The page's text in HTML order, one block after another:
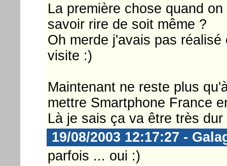
La première chose quand
savoir rire de soit même ?
Oh merde j'avais pas
visite :)
Maintenant ne reste plus
mettre Smartphone France
Là je sais ça va être très dur
19/08/2003 12:17:27 -
parfois ... oui :)